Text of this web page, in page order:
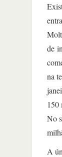
de
na
150
No
A